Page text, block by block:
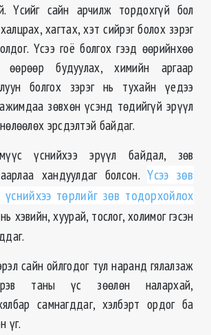
Үсийг сайн арчилж тордохгүй бол
хагтах, хэт сийрэг болох зэрэг
Үсээ гоё болгох гээд өөрийнхөө
өөрөөр будуулах, химийн аргаар
болгох зэрэг нь тухайн үедээ
зөвхөн үсэнд төдийгүй эрүүл
эрсдэлтэй байдаг.
үснийхээ эрүүл байдал, зөв
хандуулдаг болсон.Үсээ зөв
төрлийг зөв тодорхойлох
хэвийн, хуурай, тослог, холимог гэсэн
сайн ойлгодог тул наранд гялалзаж
таны үс зөөлөн налархай,
самнагддаг, хэлбэрт ордог ба
үг.